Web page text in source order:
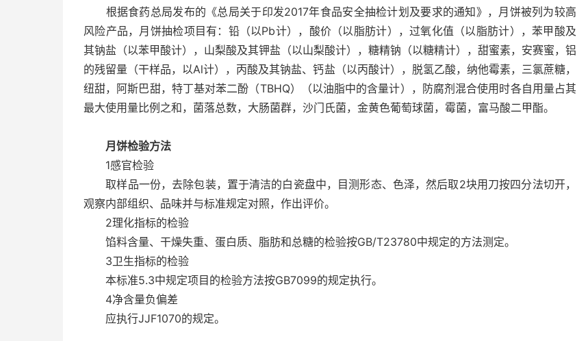
根据食药总局发布的《总局关于印发2017年食品安全抽检计划及要求的通知》，月饼被列为较高
风险产品，月饼抽检项目有：铅（以Pb计），酸价（以脂肪计），过氧化值（以脂肪计），苯甲酸及
其钠盐（以苯甲酸计），山梨酸及其钾盐（以山梨酸计），糖精钠（以糖精计），甜蜜素，安赛蜜，铝
的残留量（干样品，以Al计），丙酸及其钠盐、钙盐（以丙酸计），脱氢乙酸，纳他霉素，三氯蔗糖，
纽甜，阿斯巴甜，特丁基对苯二酚（TBHQ）（以油脂中的含量计），防腐剂混合使用时各自用量占其
最大使用量比例之和，菌落总数，大肠菌群，沙门氏菌，金黄色葡萄球菌，霉菌，富马酸二甲酯。
月饼检验方法
1感官检验
取样品一份，去除包装，置于清洁的白瓷盘中，目测形态、色泽，然后取2块用刀按四分法切开，
观察内部组织、品味并与标准规定对照，作出评价。
2理化指标的检验
馅料含量、干燥失重、蛋白质、脂肪和总糖的检验按GB/T23780中规定的方法测定。
3卫生指标的检验
本标准5.3中规定项目的检验方法按GB7099的规定执行。
4净含量负偏差
应执行JJF1070的规定。